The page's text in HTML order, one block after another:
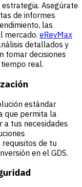
Asegúrate
de informes
las
mercado. eRevMax
detallados y
tomar decisiones
real.
estándar
que permita la
a tus necesidades
de tu
en el GDS.